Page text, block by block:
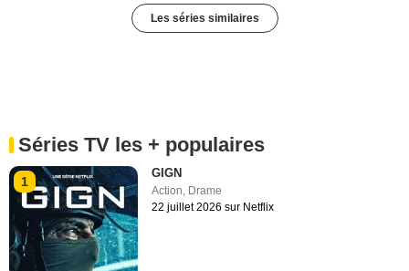
Les séries similaires
Séries TV les + populaires
1
GIGN
Action, Drame
22 juillet 2026 sur Netflix